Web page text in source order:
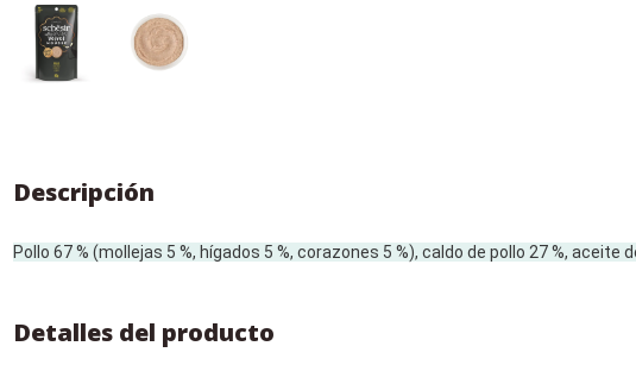
Descripción
Pollo 67 % (mollejas 5 %, hígados 5 %, corazones 5 %), caldo de pollo 27 %,
Detalles del producto